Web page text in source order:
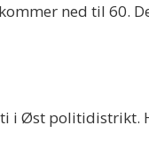
ned til 60.
Øst politidistrikt.